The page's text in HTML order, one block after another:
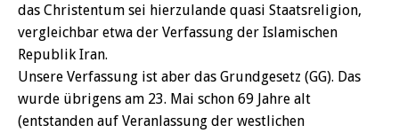
das Christentum sei hierzulande quasi Staatsreligion,
vergleichbar etwa der Verfassung der Islamischen
Republik Iran.
Unsere Verfassung ist aber das Grundgesetz (GG). Das
wurde übrigens am 23. Mai schon 69 Jahre alt
(entstanden auf Veranlassung der westlichen